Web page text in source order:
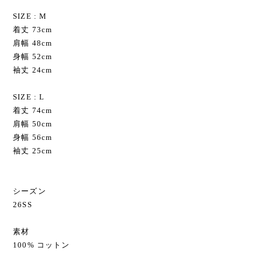
SIZE : M
着丈 73cm
肩幅 48cm
身幅 52cm
袖丈 24cm
SIZE : L
着丈 74cm
肩幅 50cm
身幅 56cm
袖丈 25cm
シーズン
26SS
素材
100% コットン